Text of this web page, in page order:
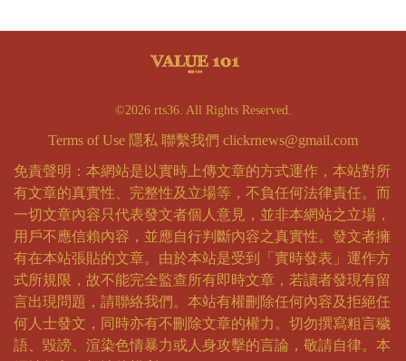
©2026 rts36. All Rights Reserved.
Terms of Use 隱私 聯繫我們 clickrnews@gmail.com
免責聲明：本網站是以實時上傳文章的方式運作，本站對所
有文章的真實性、完整性及立場等，不負任何法律責任。而
一切文章內容只代表發文者個人意見，並非本網站之立場，
用戶不應信賴內容，並應自行判斷內容之真實性。發文者擁
有在本站張貼的文章。由於本站是受到「實時發表」運作方
式所規限，故不能完全監查所有即時文章，若讀者發現有留
言出現問題，請聯絡我們。本站有權刪除任何內容及拒絕任
何人士發文，同時亦有不刪除文章的權力。切勿撰寫粗言穢
語、毀謗、渲染色情暴力或人身攻擊的言論，敬請自律。本